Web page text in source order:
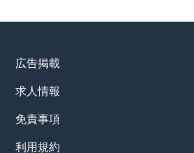
広告掲載
求人情報
免責事項
利用規約